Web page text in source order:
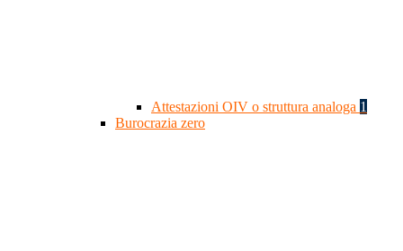
Attestazioni OIV o struttura analoga 1
Burocrazia zero